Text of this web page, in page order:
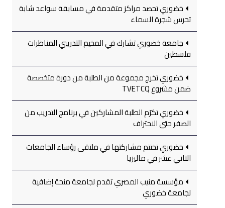
خضوري تحصد مراكز متقدمة في مسابقة سواعد شابة
تحرس شجرة السماء
جامعة خضوري تشارك في المخيم التدريبي المناظرات
فلسطين
خضوري تخرج مجموعة من الطلبة من دورة متخصصة
ضمن مشروع TVETCQ
خضوري تكرّم الطلبة المشاركين في برنامج التدريب من
الصفر حتى الاحتراف
خضوري تختتم مشاركتها في ملتقى رؤساء الجامعات
الثاني عشر في ماليزيا
مؤسسة منيب المصري تقدم لجامعة منحة إضافية
لجامعة خضوري